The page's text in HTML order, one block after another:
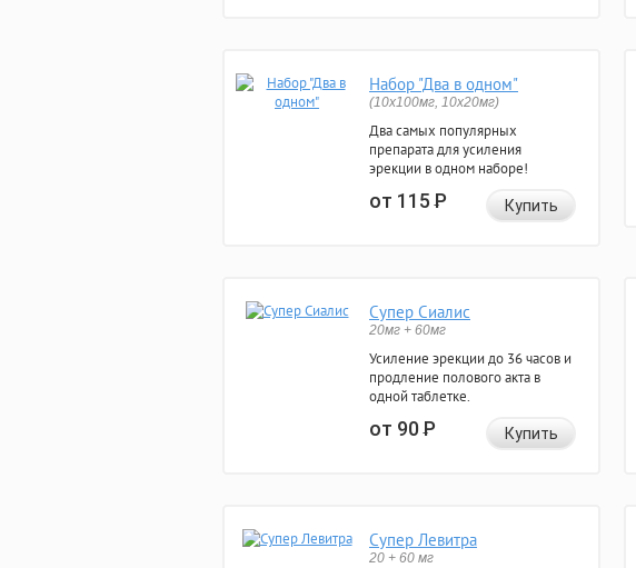
Набор "Два в одном"
(10x100мг, 10x20мг)
Два самых популярных
препарата для усиления
эрекции в одном наборе!
от 115Р Купить
Супер Сиалис
20мг + 60мг
Усиление эрекции до 36 часов и
продление полового акта в
одной таблетке.
от 90Р Купить
Супер Левитра
20 + 60 мг